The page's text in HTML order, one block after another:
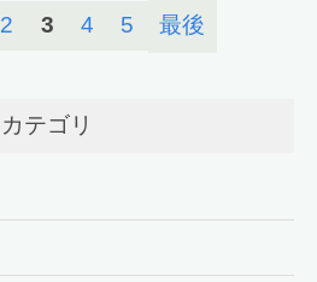
2 3 4 5 最後
カテゴリ